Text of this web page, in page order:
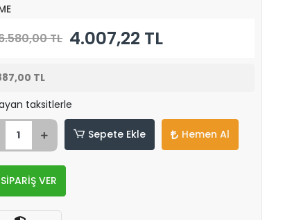
TL 4.007,22 TL
TL
taksitlerle
Sepete Ekle Hemen Al
VER